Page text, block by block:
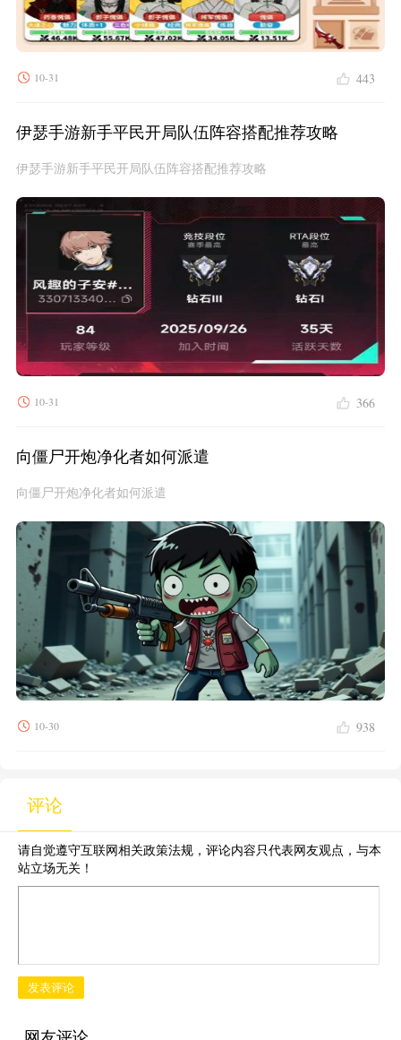
10-31 443
伊瑟手游新手平民开局队伍阵容搭配推荐攻略
伊瑟手游新手平民开局队伍阵容搭配推荐攻略
10-31 366
向僵尸开炮净化者如何派遣
向僵尸开炮净化者如何派遣
10-30 938
评论
请自觉遵守互联网相关政策法规，评论内容只代表网友观点，与本
站立场无关！
发表评论